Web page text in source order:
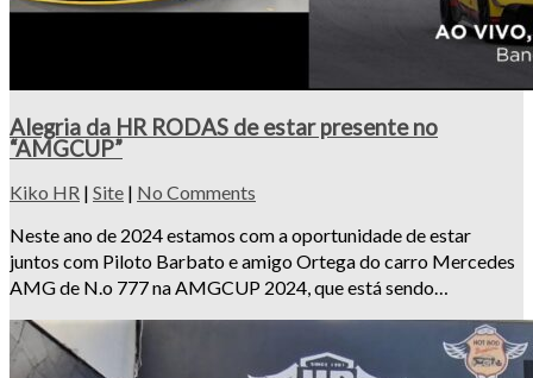
Alegria da HR RODAS de estar presente no
“AMGCUP”
Kiko HR | Site | No Comments
Neste ano de 2024 estamos com a oportunidade de estar
juntos com Piloto Barbato e amigo Ortega do carro Mercedes
AMG de N.o 777 na AMGCUP 2024, que está sendo…